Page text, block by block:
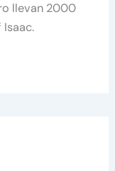
llevan 2000
Isaac.